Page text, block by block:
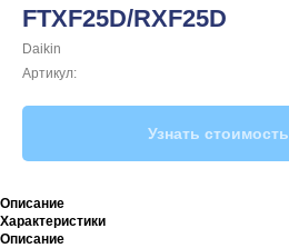
FTXF25D/RXF25D
Daikin
Артикул:
Узнать стоимость
Описание
Характеристики
Описание